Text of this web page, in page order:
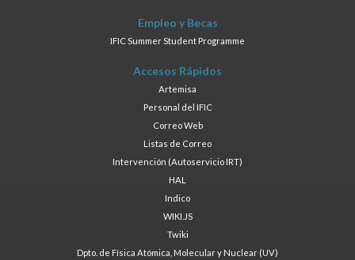
Empleo y Becas
IFIC Summer Student Programme
Accesos Rápidos
Artemisa
Personal del IFIC
Correo Web
Listas de Correo
Intervención (Autoservicio IRT)
HAL
Indico
WIKI.JS
Twiki
Dpto. de Física Atómica, Molecular y Nuclear (UV)